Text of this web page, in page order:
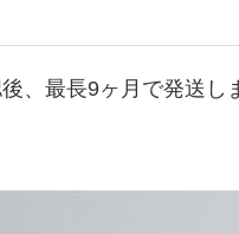
、最長9ヶ月で発送し